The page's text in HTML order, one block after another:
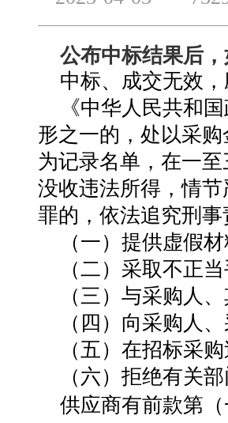
公布中标结果后
中标、成交无效
《中华人民共和
形之一的，处以采
为记录名单，在一
没收违法所得，情
罪的，依法追究刑事
（一）提供虚假
（二）采取不正
（三）与采购人
（四）向采购人
（五）在招标采
（六）拒绝有关
供应商有前款第